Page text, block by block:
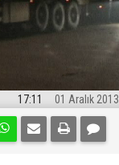
17:11 01 Aralık 2013